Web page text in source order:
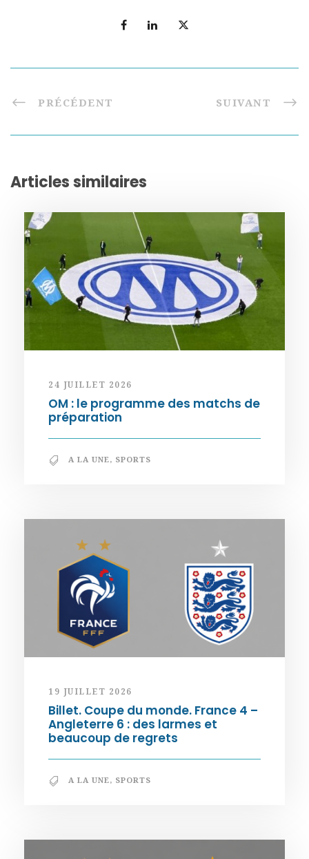
PRÉCÉDENT SUIVANT
Articles similaires
24 JUILLET 2026
OM : le programme des matchs de
préparation
A LA UNE, SPORTS
19 JUILLET 2026
Billet. Coupe du monde. France 4 –
Angleterre 6 : des larmes et
beaucoup de regrets
A LA UNE, SPORTS